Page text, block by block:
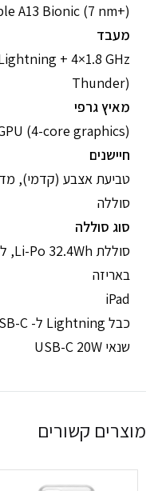
A13 Bionic (7 nm+)
מעבד
+ 4×1.8 GHz
Thunder)
מאיץ גרפי
(4-core graphics)
חיישנים
טביעת אצבע (קדמי),
סוללה
סוג סוללה
סוללת Li-Po 32.4Wh, לא ניתנת להסרה
באריזה
iPad
כבל Lightning ל- USB-C
שנאי USB-C 20W
מוצרים קשורים